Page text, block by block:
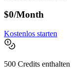
$0/Month
Kostenlos starten
500 Credits enthalten